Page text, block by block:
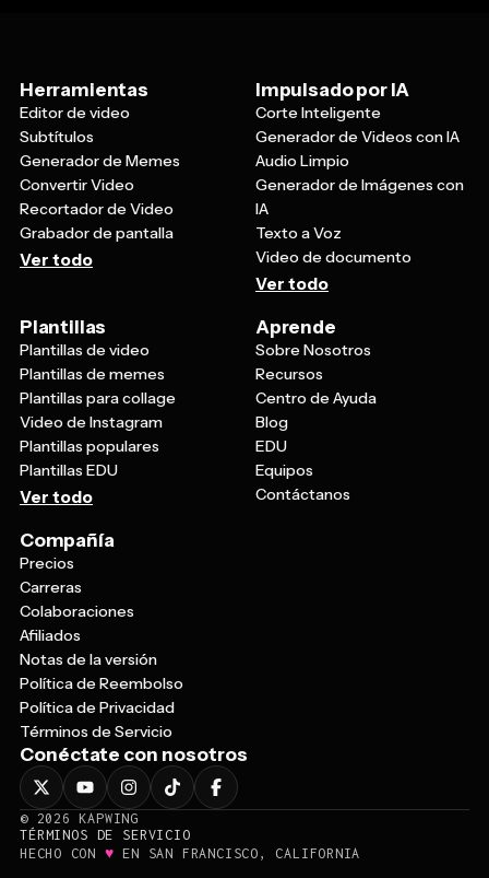
Herramientas
Editor de video
Subtítulos
Generador de Memes
Convertir Video
Recortador de Video
Grabador de pantalla
Ver todo
Impulsado por IA
Corte Inteligente
Generador de Videos con IA
Audio Limpio
Generador de Imágenes con
IA
Texto a Voz
Video de documento
Ver todo
Plantillas
Plantillas de video
Plantillas de memes
Plantillas para collage
Video de Instagram
Plantillas populares
Plantillas EDU
Ver todo
Aprende
Sobre Nosotros
Recursos
Centro de Ayuda
Blog
EDU
Equipos
Contáctanos
Compañía
Precios
Carreras
Colaboraciones
Afiliados
Notas de la versión
Política de Reembolso
Política de Privacidad
Términos de Servicio
Conéctate con nosotros
© 2026
KAPWING
TÉRMINOS DE SERVICIO
HECHO CON ♥ EN SAN FRANCISCO, CALIFORNIA